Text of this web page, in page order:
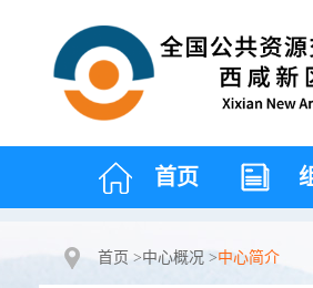
首页
首页 >中心概况 >中心简介